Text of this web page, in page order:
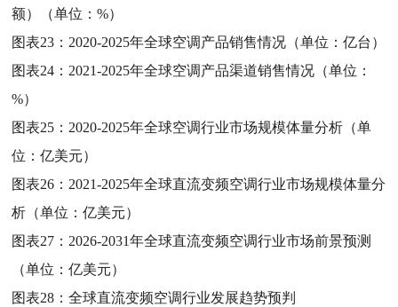
额）（单位：%）
图表23： 2020-2025年全球空调产品销售情况（单位：亿台）
图表24： 2021-2025年全球空调产品渠道销售情况（单位：
%）
图表25： 2020-2025年全球空调行业市场规模体量分析（单
位：亿美元）
图表26： 2021-2025年全球直流变频空调行业市场规模体量分
析（单位：亿美元）
图表27： 2026-2031年全球直流变频空调行业市场前景预测
（单位：亿美元）
图表28：全球直流变频空调行业发展趋势预判